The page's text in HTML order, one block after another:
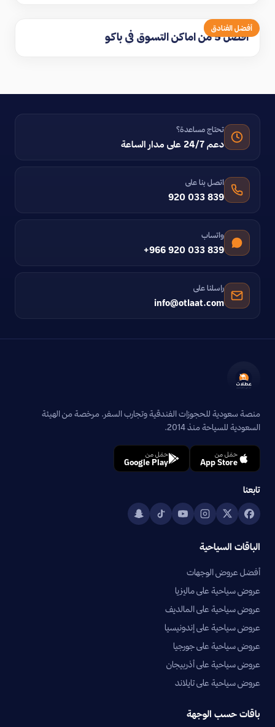
أفضل الفنادق
افضل 5 من اماكن التسوق في باكو
تحتاج مساعدة؟
دعم 24/7 على مدار الساعة
اتصل بنا على
920 033 839
واتساب
+966 920 033 839
راسلنا على
info@otlaat.com
منصة سعودية للحجوزات الفندقية وتجارب السفر. مرخصة من الهيئة
السعودية للسياحة منذ 2014.
حمّل من
App Store
حمّل من
Google Play
تابعنا
الباقات السياحية
أفضل عروض الوجهات
عروض سياحية على ماليزيا
عروض سياحية على المالديف
عروض سياحية على إندونيسيا
عروض سياحية على جورجيا
عروض سياحية على أذربيجان
عروض سياحية على تايلاند
باقات حسب الوجهة